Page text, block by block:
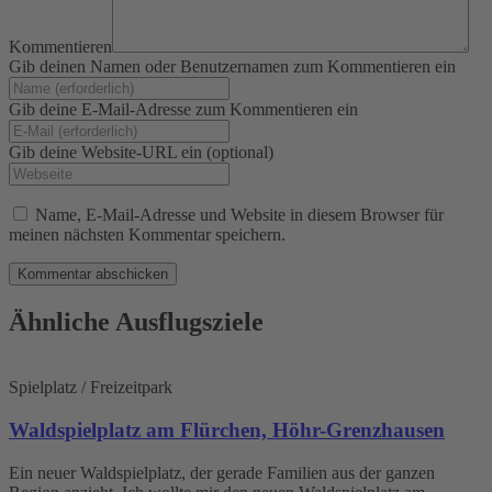
Kommentieren
Gib deinen Namen oder Benutzernamen zum Kommentieren ein
Gib deine E-Mail-Adresse zum Kommentieren ein
Gib deine Website-URL ein (optional)
Name, E-Mail-Adresse und Website in diesem Browser für
meinen nächsten Kommentar speichern.
Ähnliche Ausflugsziele
Spielplatz / Freizeitpark
Waldspielplatz am Flürchen, Höhr-Grenzhausen
Ein neuer Waldspielplatz, der gerade Familien aus der ganzen